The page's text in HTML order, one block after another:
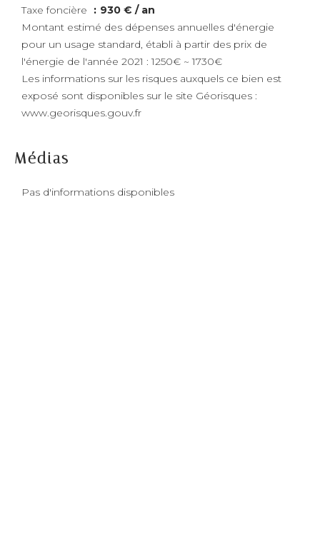
Taxe foncière
930 € / an
Montant estimé des dépenses annuelles d'énergie
pour un usage standard, établi à partir des prix de
l'énergie de l'année 2021 : 1250€ ~ 1730€
Les informations sur les risques auxquels ce bien est
exposé sont disponibles sur le site Géorisques :
www.georisques.gouv.fr
Médias
Pas d'informations disponibles